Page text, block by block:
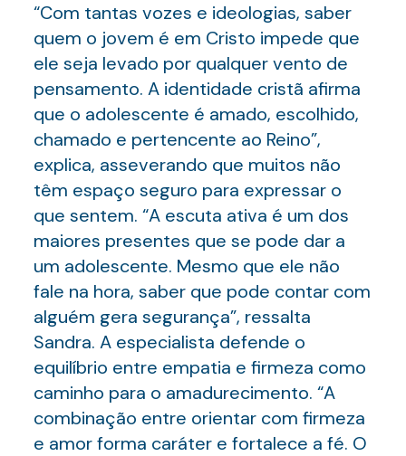
“Com tantas vozes e ideologias, saber
quem o jovem é em Cristo impede que
ele seja levado por qualquer vento de
pensamento. A identidade cristã afirma
que o adolescente é amado, escolhido,
chamado e pertencente ao Reino”,
explica, asseverando que muitos não
têm espaço seguro para expressar o
que sentem. “A escuta ativa é um dos
maiores presentes que se pode dar a
um adolescente. Mesmo que ele não
fale na hora, saber que pode contar com
alguém gera segurança”, ressalta
Sandra. A especialista defende o
equilíbrio entre empatia e firmeza como
caminho para o amadurecimento. “A
combinação entre orientar com firmeza
e amor forma caráter e fortalece a fé. O